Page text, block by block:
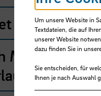
sich der
Menschen,
Um unsere Website in
Textdateien, die auf
unserer Website
dazu finden Sie in
Sie entscheiden, für
Ihnen je nach Auswahl